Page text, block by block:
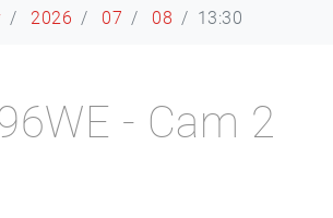
2026 07 08 13:30
- Cam 2